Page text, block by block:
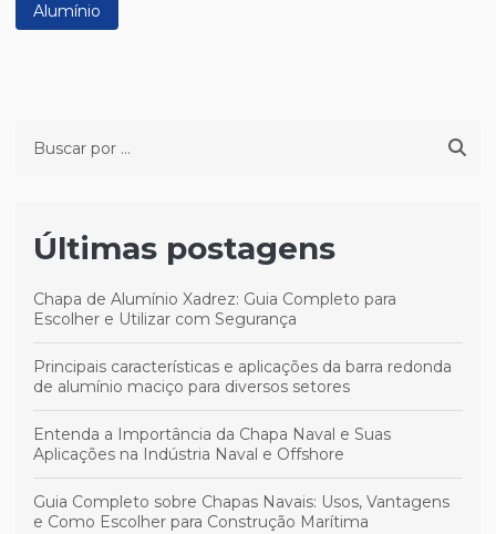
Alumínio
Últimas postagens
Chapa de Alumínio Xadrez: Guia Completo para
Escolher e Utilizar com Segurança
Principais características e aplicações da barra redonda
de alumínio maciço para diversos setores
Entenda a Importância da Chapa Naval e Suas
Aplicações na Indústria Naval e Offshore
Guia Completo sobre Chapas Navais: Usos, Vantagens
e Como Escolher para Construção Marítima